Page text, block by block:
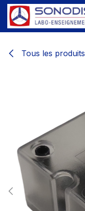
Se rendre au contenu
Tous les produits